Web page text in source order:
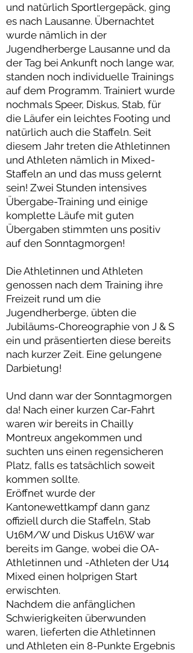
und natürlich Sportlergepäck, ging
es nach Lausanne. Übernachtet
wurde nämlich in der
Jugendherberge Lausanne und da
der Tag bei Ankunft noch lange war,
standen noch individuelle Trainings
auf dem Programm. Trainiert wurde
nochmals Speer, Diskus, Stab, für
die Läufer ein leichtes Footing und
natürlich auch die Staffeln. Seit
diesem Jahr treten die Athletinnen
und Athleten nämlich in Mixed-
Staffeln an und das muss gelernt
sein! Zwei Stunden intensives
Übergabe-Training und einige
komplette Läufe mit guten
Übergaben stimmten uns positiv
auf den Sonntagmorgen!
Die Athletinnen und Athleten
genossen nach dem Training ihre
Freizeit rund um die
Jugendherberge, übten die
Jubiläums-Choreographie von J & S
ein und präsentierten diese bereits
nach kurzer Zeit. Eine gelungene
Darbietung!
Und dann war der Sonntagmorgen
da! Nach einer kurzen Car-Fahrt
waren wir bereits in Chailly
Montreux angekommen und
suchten uns einen regensicheren
Platz, falls es tatsächlich soweit
kommen sollte.
Eröffnet wurde der
Kantonewettkampf dann ganz
offiziell durch die Staffeln, Stab
U16M/W und Diskus U16W war
bereits im Gange, wobei die OA-
Athletinnen und -Athleten der U14
Mixed einen holprigen Start
erwischten.
Nachdem die anfänglichen
Schwierigkeiten überwunden
waren, lieferten die Athletinnen
und Athleten ein 8-Punkte Ergebnis